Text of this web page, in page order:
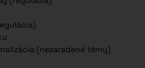
(nezaradené témy)